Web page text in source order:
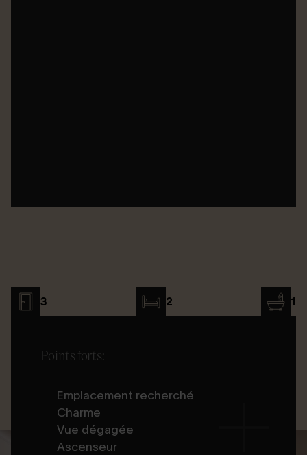
3 2 1
Points forts:
Emplacement recherché
Charme
Vue dégagée
Ascenseur